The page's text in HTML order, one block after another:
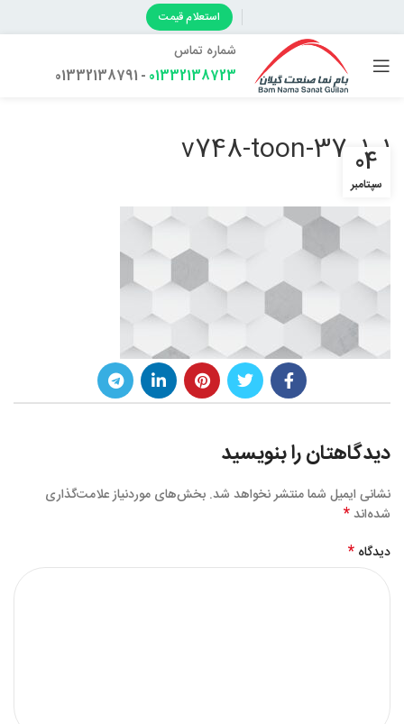
استعلام قیمت
شماره تماس
01332138723
- 01332138791
v748-toon-37_1_1
04
سپتامبر
دیدگاهتان را بنویسید
نشانی ایمیل شما منتشر نخواهد شد. بخش‌های موردنیاز علامت‌گذاری
شده‌اند*
دیدگاه *